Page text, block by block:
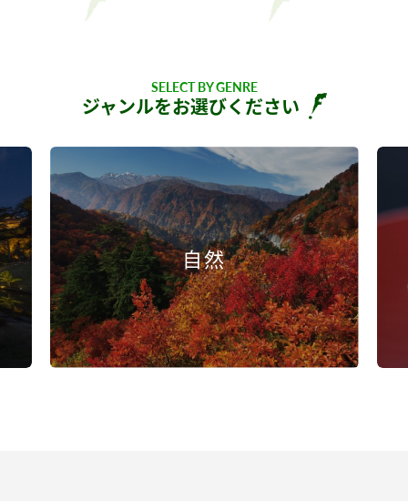
SELECT BY GENRE
ジャンルをお選びください
自然